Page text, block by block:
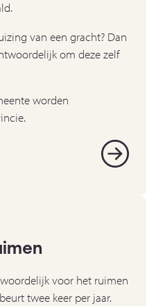
van een gracht? Dan
om deze zelf
worden
voor het ruimen
twee keer per jaar.